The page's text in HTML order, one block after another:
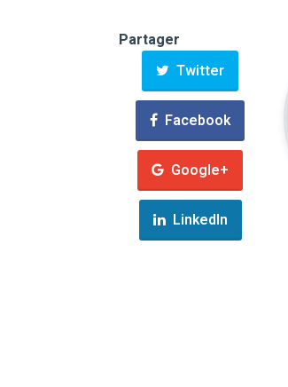
Partager
Twitter
Facebook
Google+
LinkedIn